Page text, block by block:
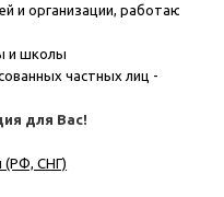
и организации, работающие в
и школы
частных лиц -
для Вас!
(РФ, СНГ)